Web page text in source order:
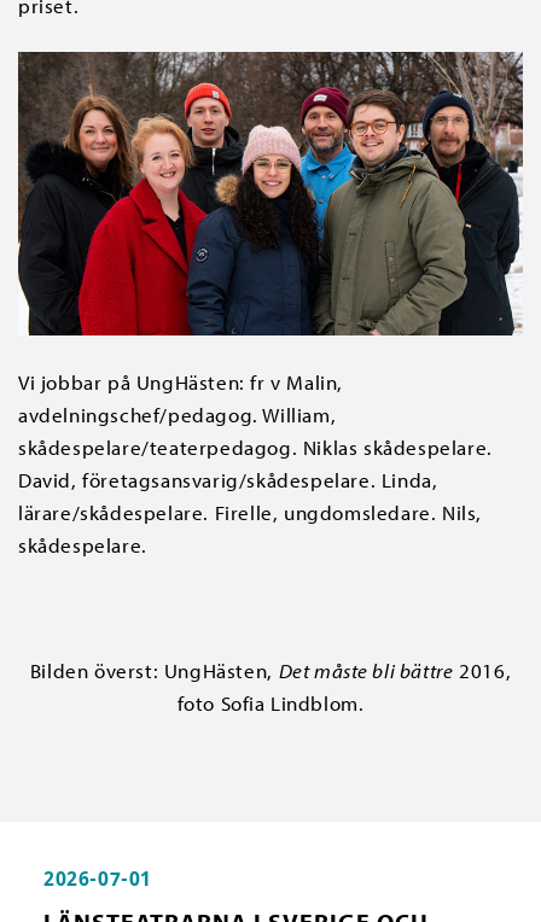
priset.
Vi jobbar på UngHästen: fr v Malin,
avdelningschef/pedagog. William,
skådespelare/teaterpedagog. Niklas skådespelare.
David, företagsansvarig/skådespelare. Linda,
lärare/skådespelare. Firelle, ungdomsledare. Nils,
skådespelare.
Bilden överst: UngHästen, Det måste bli bättre 2016,
foto Sofia Lindblom.
2026-07-01